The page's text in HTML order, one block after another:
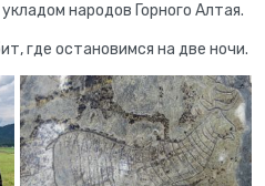
народов Горного Алтая.
где остановимся на две ночи.